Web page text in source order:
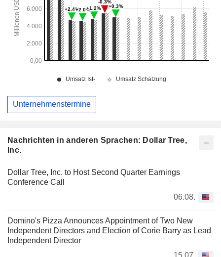
Nachrichten in anderen Sprachen: Dollar Tree,
Inc.
Dollar Tree, Inc. to Host Second Quarter Earnings
Conference Call
06.08.
Domino's Pizza Announces Appointment of Two New
Independent Directors and Election of Corie Barry as Lead
Independent Director
15.07.
Unternehmenstermine